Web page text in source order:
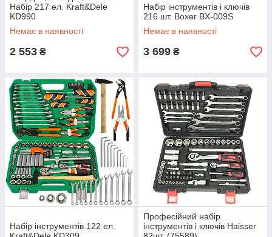
Набір 217 ел. Kraft&Dele
KD990
Немає в наявності
2 553 ₴
Набір інструментів і ключів
216 шт. Boxer BX-009S
Немає в наявності
3 699 ₴
Набір інструментів 122 ел.
Професійний набір
інструментів і ключів Haisser